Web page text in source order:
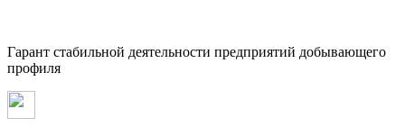
Гарант стабильной деятельности предприятий добывающего
профиля